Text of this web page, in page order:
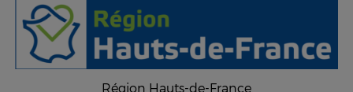
Région Hauts-de-France